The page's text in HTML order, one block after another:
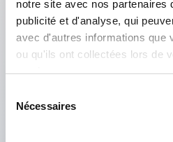
notre site avec nos partenaires
publicité et d'analyse, qui
avec d'autres informations que
ou qu'ils ont collectées lors de
services.
Nécessaires
montage/démontage de
également facile même
serré.
La structure de protection